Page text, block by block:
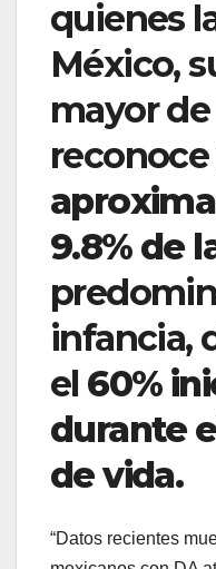
quienes
México,
mayor
9.8% de
infancia,
el 60%
durante
de vida.
“Datos recientes